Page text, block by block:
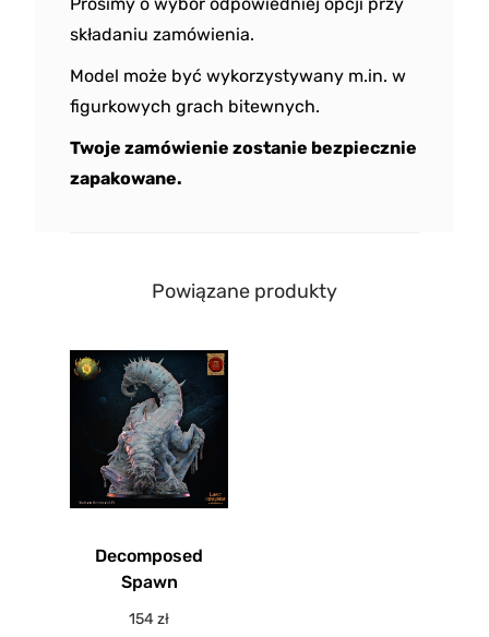
składaniu zamówienia.
Model może być wykorzystywany m.in. w
figurkowych grach bitewnych.
Twoje zamówienie zostanie bezpiecznie
zapakowane.
Powiązane produkty
Decomposed
Spawn
154zł